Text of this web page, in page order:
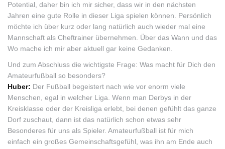
Potential, daher bin ich mir sicher, dass wir in den nächsten
Jahren eine gute Rolle in dieser Liga spielen können. Persönlich
möchte ich über kurz oder lang natürlich auch wieder mal eine
Mannschaft als Cheftrainer übernehmen. Über das Wann und das
Wo mache ich mir aber aktuell gar keine Gedanken.
Und zum Abschluss die wichtigste Frage: Was macht für Dich den
Amateurfußball so besonders?
Huber: Der Fußball begeistert nach wie vor enorm viele
Menschen, egal in welcher Liga. Wenn man Derbys in der
Kreisklasse oder der Kreisliga erlebt, bei denen gefühlt das ganze
Dorf zuschaut, dann ist das natürlich schon etwas sehr
Besonderes für uns als Spieler. Amateurfußball ist für mich
einfach ein großes Gemeinschaftsgefühl, was ihn am Ende auch